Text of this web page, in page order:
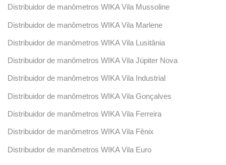
Distribuidor de manômetros WIKA Vila Mussoline
Distribuidor de manômetros WIKA Vila Marlene
Distribuidor de manômetros WIKA Vila Lusitânia
Distribuidor de manômetros WIKA Vila Júpiter Nova
Distribuidor de manômetros WIKA Vila Industrial
Distribuidor de manômetros WIKA Vila Gonçalves
Distribuidor de manômetros WIKA Vila Ferreira
Distribuidor de manômetros WIKA Vila Fênix
Distribuidor de manômetros WIKA Vila Euro